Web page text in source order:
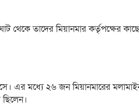
থেকে তাদের মিয়ানমার কর্তৃপক্ষের কাছে
এর মধ্যে ২৬ জন মিয়ানমারের